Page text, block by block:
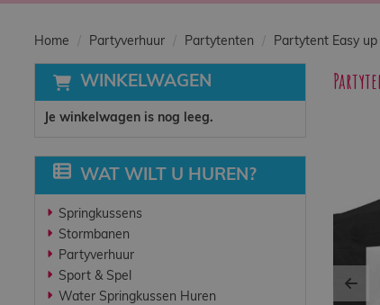
Over ons
Veilig spelen
Werken bij
Contact
Home Partyverhuur Partytenten Partytent Easy up
WINKELWAGEN
Je winkelwagen is nog leeg.
WAT WILT U HUREN?
Springkussens
Stormbanen
Partyverhuur
Sport & Spel
Water Springkussen Huren